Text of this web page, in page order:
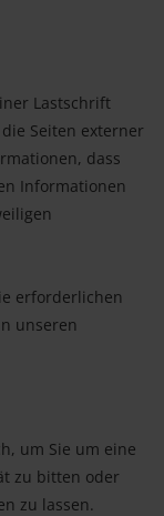
Lastschrift
Seiten externer
dass
Informationen
erforderlichen
unseren
um Sie um eine
zu bitten oder
zu lassen.